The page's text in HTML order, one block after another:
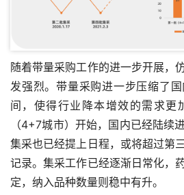
随着带量采购工作的进一步开展，
发强烈。带量采购进一步压缩了
间，使得行业降本增效的需求更
（4+7城市）开始，国内已经陆续
集采也已经提上日程，或将超过第
记录。集采工作已经逐渐日常化，
定，纳入品种数量则稳中有升。